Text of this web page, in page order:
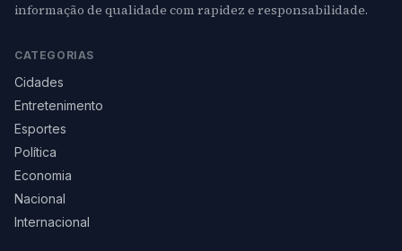
informação de qualidade com rapidez e responsabilidade.
CATEGORIAS
Cidades
Entretenimento
Esportes
Política
Economia
Nacional
Internacional